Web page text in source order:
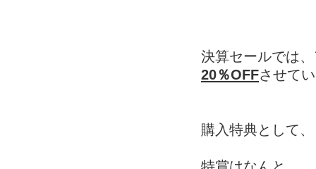
決算セールでは
20％OFFさせて
購入特典として